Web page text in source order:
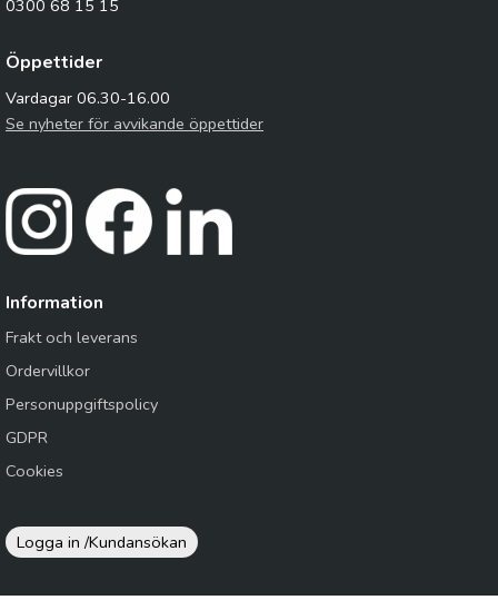
0300 68 15 15
Öppettider
Vardagar 06.30-16.00
Se nyheter för avvikande öppettider
Information
Frakt och leverans
Ordervillkor
Personuppgiftspolicy
GDPR
Cookies
Logga in /Kundansökan